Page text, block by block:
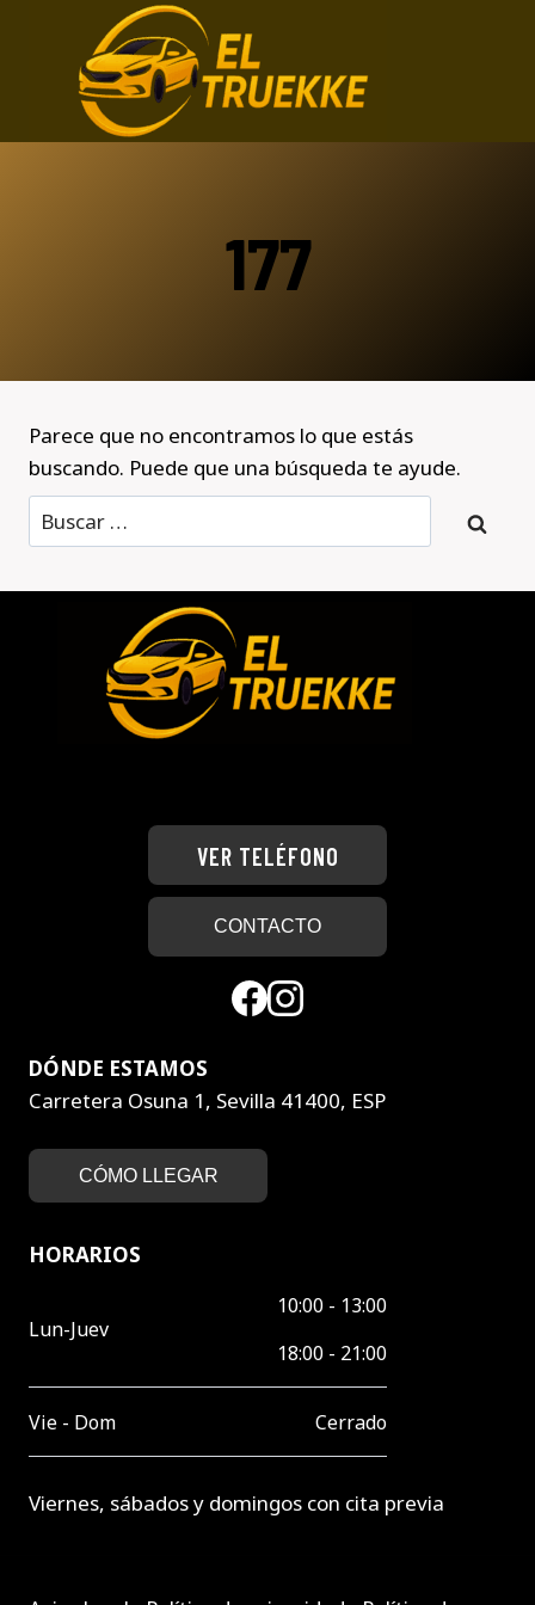
contenido
177
Parece que no encontramos lo que estás
buscando. Puede que una búsqueda te ayude.
Buscar:
VER TELÉFONO
CONTACTO
DÓNDE ESTAMOS
Carretera Osuna 1, Sevilla 41400, ESP
CÓMO LLEGAR
HORARIOS
Lun-Juev
10:00 - 13:00
18:00 - 21:00
Vie - Dom Cerrado
Viernes, sábados y domingos con cita previa